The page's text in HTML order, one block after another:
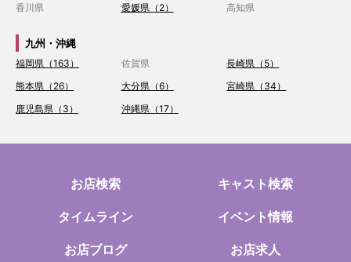
香川県
愛媛県（2） 高知県
九州・沖縄
福岡県（163） 佐賀県
長崎県（5）
熊本県（26）
大分県（6）
宮崎県（34）
鹿児島県（3）
沖縄県（17）
お店検索 キャスト検索
タイムライン イベント情報
お店ブログ お店求人